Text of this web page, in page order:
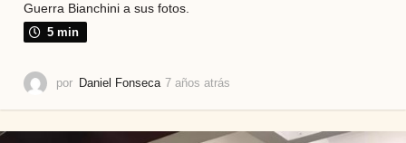
Guerra Bianchini a sus fotos.
5 min
por Daniel Fonseca 7 años atrás
o